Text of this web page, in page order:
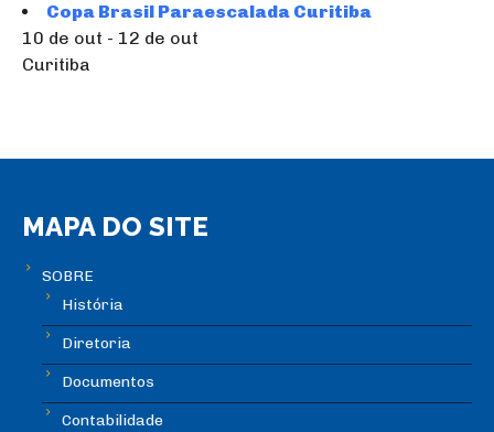
Copa Brasil Paraescalada Curitiba
10 de out - 12 de out
Curitiba
MAPA DO SITE
SOBRE
História
Diretoria
Documentos
Contabilidade